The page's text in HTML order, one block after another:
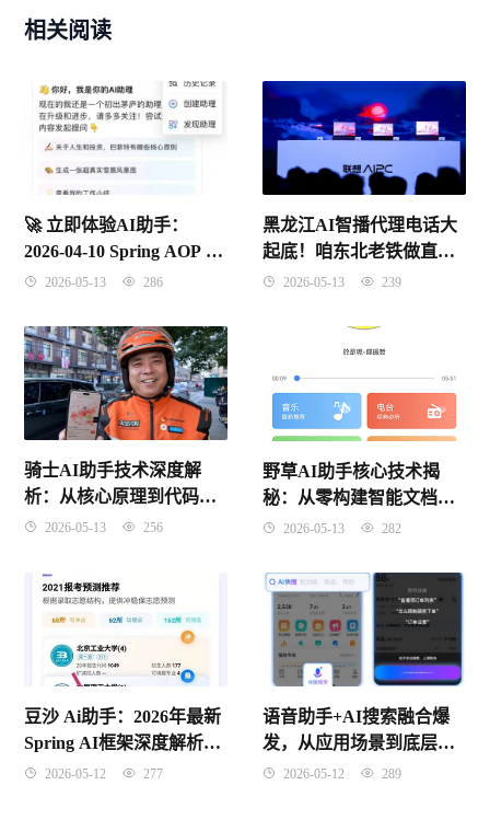
相关阅读
🚀 立即体验AI助手：
2026-04-10 Spring AOP 核
心概念与底层原理实战
2026-05-13 286
黑龙江AI智播代理电话大
起底！咱东北老铁做直播
终于有救了
2026-05-13 239
骑士AI助手技术深度解
析：从核心原理到代码实
现 2026-05-13 256
野草AI助手核心技术揭
秘：从零构建智能文档处
理系统（2026年4月）
2026-05-13 282
豆沙 Ai助手：2026年最新
Spring AI框架深度解析，
从概念到面试一网打尽
2026-05-12 277
语音助手+AI搜索融合爆
发，从应用场景到底层原
理一文学透（2026年4月10
2026-05-12 289